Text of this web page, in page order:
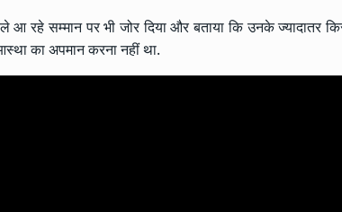
सम्मान पर भी जोर दिया और बताया कि उनके ज्यादातर
का अपमान करना नहीं था.